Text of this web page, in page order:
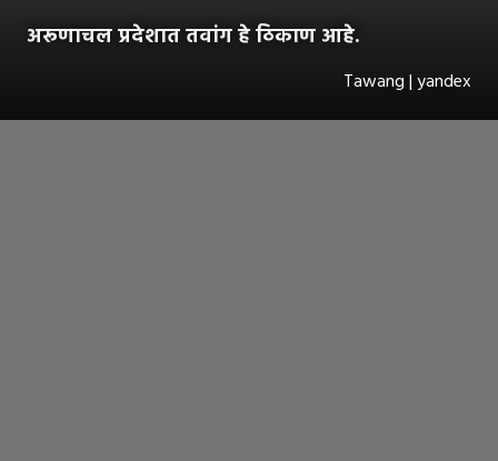
अरूणाचल प्रदेशात तवांग हे ठिकाण आहे.
Tawang | yandex